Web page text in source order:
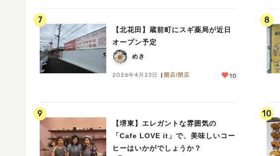
7
【北花田】蔵前町にスギ薬局が近日
オープン予定
めき
2026年4月23日 開店/閉店 10
8
9
【堺東】エレガントな雰囲気の
「Cafe LOVE it」で、美味しいコー
ヒーはいかがでしょうか？
10